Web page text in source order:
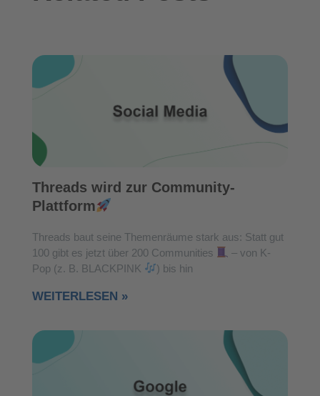
Threads wird zur Community-
Plattform
Threads baut seine Themenräume stark aus: Statt gut
100 gibt es jetzt über 200 Communities
– von K-
Pop (z. B. BLACKPINK
) bis hin
WEITERLESEN »